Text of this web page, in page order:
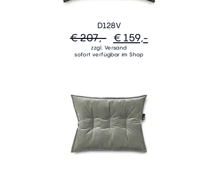
D128V
€ 207,- € 159,-
zzgl. Versand
sofort verfügbar im Shop